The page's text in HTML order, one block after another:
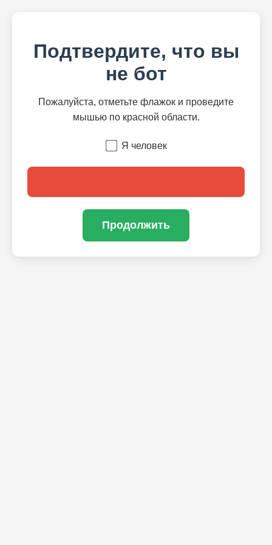
Подтвердите, что вы
не бот
Пожалуйста, отметьте флажок и проведите
мышью по красной области.
Я человек
Продолжить